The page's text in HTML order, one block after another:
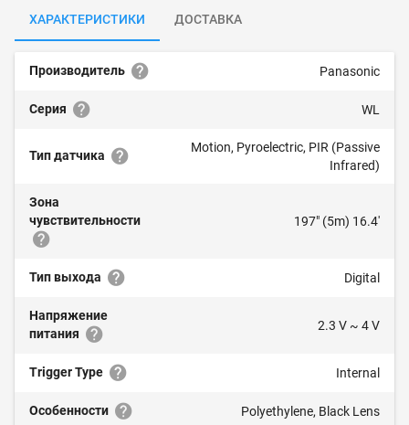
ХАРАКТЕРИСТИКИ ДОСТАВКА
Производитель Panasonic
Серия WL
Тип датчика
Motion, Pyroelectric, PIR (Passive
Infrared)
Зона
чувствительности
197" (5m) 16.4'
Тип выхода Digital
Напряжение
питания
2.3 V ~ 4 V
Trigger Type Internal
Особенности Polyethylene, Black Lens